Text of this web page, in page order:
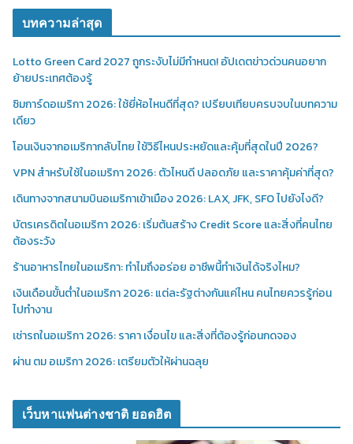
บทความล่าสุด
Lotto Green Card 2027 ถูกระงับไม่มีกำหนด! อัปเดตข่าวด่วนคนอยาก
ย้ายประเทศต้องรู้
ซิมการ์ดอเมริกา 2026: ใช้ยี่ห้อไหนดีที่สุด? เปรียบเทียบครบจบในบทความ
เดียว
โอนเงินจากอเมริกากลับไทย ใช้วิธีไหนประหยัดและคุ้มที่สุดในปี 2026?
VPN สำหรับใช้ในอเมริกา 2026: ตัวไหนดี ปลอดภัย และราคาคุ้มค่าที่สุด?
เดินทางจากสนามบินอเมริกาเข้าเมือง 2026: LAX, JFK, SFO ไปยังไงดี?
บัตรเครดิตในอเมริกา 2026: เริ่มต้นสร้าง Credit Score และสิ่งที่คนไทย
ต้องระวัง
ร้านอาหารไทยในอเมริกา: ทำไมถึงอร่อย อาชีพนี้ทำเงินได้จริงไหม?
เงินเดือนขั้นต่ำในอเมริกา 2026: แต่ละรัฐต่างกันแค่ไหน คนไทยควรรู้ก่อน
ไปทำงาน
เช่ารถในอเมริกา 2026: ราคา เงื่อนไข และสิ่งที่ต้องรู้ก่อนกดจอง
ผ่าน ตม อเมริกา 2026: เตรียมตัวให้ผ่านฉลุย
เว็บหาแฟนต่างชาติ ยอดฮิต